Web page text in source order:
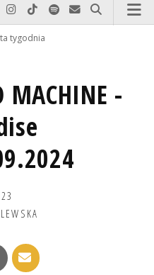
prostu do nas zadzwoń
nas na Facebook-u
Odwiedź nas na X
Odwiedź nas na Instagram-ie
Odwiedź nas na TikTok-u
Szukaj nas na Spotify
Wyślij do nas
Szukaj
tygodnia
MACHINE -